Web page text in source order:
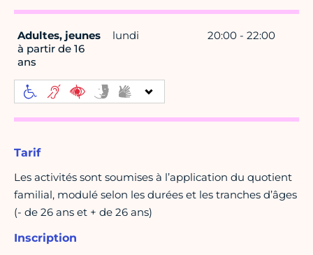
Adultes, jeunes
à partir de 16
ans
lundi 20:00 - 22:00
Tarif
Les activités sont soumises à l’application du quotient
familial, modulé selon les durées et les tranches d’âges
(- de 26 ans et + de 26 ans)
Inscription